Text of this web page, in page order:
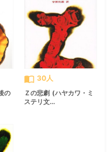
の
import_contacts 30人
Ｚの悲劇 (ハヤカワ・ミ
ステリ文...